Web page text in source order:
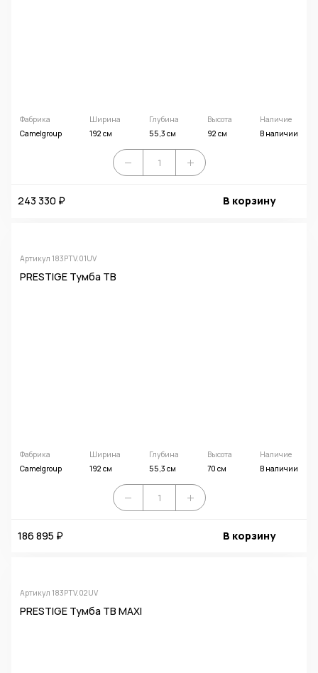
Фабрика
Camelgroup
Ширина
192 см
Глубина
55,3 см
Высота
92 см
Наличие
В наличии
243 330 ₽ В корзину
Артикул 183PTV.01UV
PRESTIGE Тумба ТВ
Фабрика
Camelgroup
Ширина
192 см
Глубина
55,3 см
Высота
70 см
Наличие
В наличии
186 895 ₽ В корзину
Артикул 183PTV.02UV
PRESTIGE Тумба ТВ MAXI